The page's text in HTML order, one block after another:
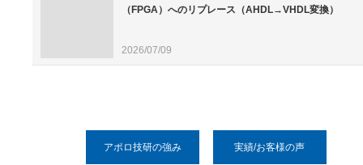
（FPGA）へのリプレース（AHDL→VHDL変換）
2026/07/09
アポロ技研の強み 実績/お客様の声